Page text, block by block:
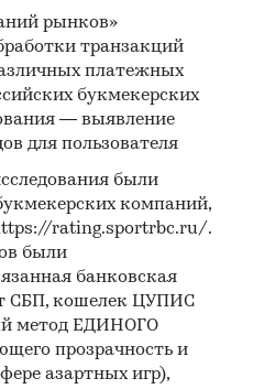
2017-2025
в актуальном месяце
предыдущего года
2017-2025
по кварталам 2024-
округов
2025 года в
округов
в 2025 году в
округов
округа
рынков»
транзакций
платежных
букмекерских
— выявление
для пользователя
были
компаний,
rating.sportrbc.ru/.
были
банковская
СБП, кошелек ЦУПИС
метод ЕДИНОГО
прозрачность и
азартных игр),